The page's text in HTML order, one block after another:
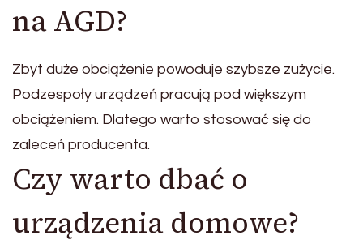
na AGD?
Zbyt duże obciążenie powoduje szybsze zużycie.
Podzespoły urządzeń pracują pod większym
obciążeniem. Dlatego warto stosować się do
zaleceń producenta.
Czy warto dbać o
urządzenia domowe?